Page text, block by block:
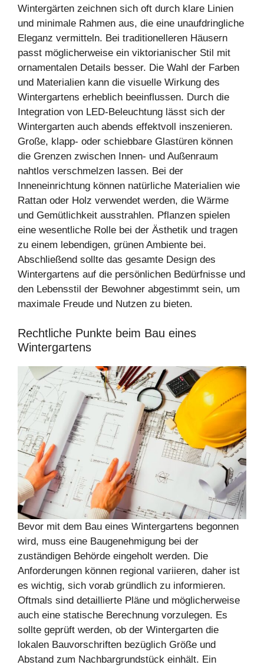
Wintergärten zeichnen sich oft durch klare Linien
und minimale Rahmen aus, die eine unaufdringliche
Eleganz vermitteln. Bei traditionelleren Häusern
passt möglicherweise ein viktorianischer Stil mit
ornamentalen Details besser. Die Wahl der Farben
und Materialien kann die visuelle Wirkung des
Wintergartens erheblich beeinflussen. Durch die
Integration von LED-Beleuchtung lässt sich der
Wintergarten auch abends effektvoll inszenieren.
Große, klapp- oder schiebbare Glastüren können
die Grenzen zwischen Innen- und Außenraum
nahtlos verschmelzen lassen. Bei der
Inneneinrichtung können natürliche Materialien wie
Rattan oder Holz verwendet werden, die Wärme
und Gemütlichkeit ausstrahlen. Pflanzen spielen
eine wesentliche Rolle bei der Ästhetik und tragen
zu einem lebendigen, grünen Ambiente bei.
Abschließend sollte das gesamte Design des
Wintergartens auf die persönlichen Bedürfnisse und
den Lebensstil der Bewohner abgestimmt sein, um
maximale Freude und Nutzen zu bieten.
Rechtliche Punkte beim Bau eines
Wintergartens
Bevor mit dem Bau eines Wintergartens begonnen
wird, muss eine Baugenehmigung bei der
zuständigen Behörde eingeholt werden. Die
Anforderungen können regional variieren, daher ist
es wichtig, sich vorab gründlich zu informieren.
Oftmals sind detaillierte Pläne und möglicherweise
auch eine statische Berechnung vorzulegen. Es
sollte geprüft werden, ob der Wintergarten die
lokalen Bauvorschriften bezüglich Größe und
Abstand zum Nachbargrundstück einhält. Ein